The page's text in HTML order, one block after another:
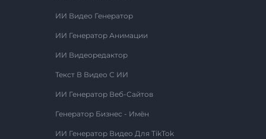
ИИ Видео Генератор
ИИ Генератор Анимации
ИИ Видеоредактор
Текст В Видео С ИИ
ИИ Генератор Веб-Сайтов
Генератор Бизнес - Имён
ИИ Генератор Видео Для TikTok